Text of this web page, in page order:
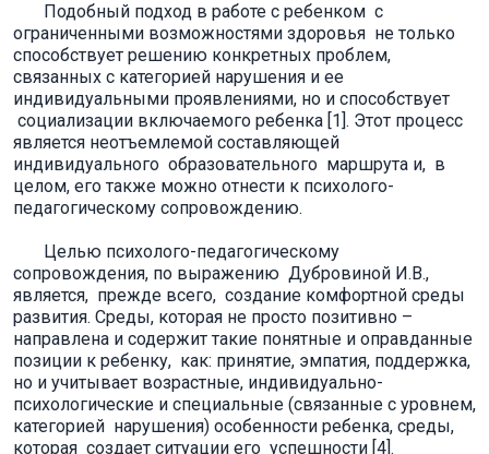
Подобный подход в работе с ребенком с
ограниченными возможностями здоровья не только
способствует решению конкретных проблем,
связанных с категорией нарушения и ее
индивидуальными проявлениями, но и способствует
социализации включаемого ребенка [1]. Этот процесс
является неотъемлемой составляющей
индивидуального образовательного маршрута и, в
целом, его также можно отнести к психолого-
педагогическому сопровождению.
Целью психолого-педагогическому
сопровождения, по выражению Дубровиной И.В.,
является, прежде всего, создание комфортной среды
развития. Среды, которая не просто позитивно –
направлена и содержит такие понятные и оправданные
позиции к ребенку, как: принятие, эмпатия, поддержка,
но и учитывает возрастные, индивидуально-
психологические и специальные (связанные с уровнем,
категорией нарушения) особенности ребенка, среды,
которая создает ситуации его успешности [4].